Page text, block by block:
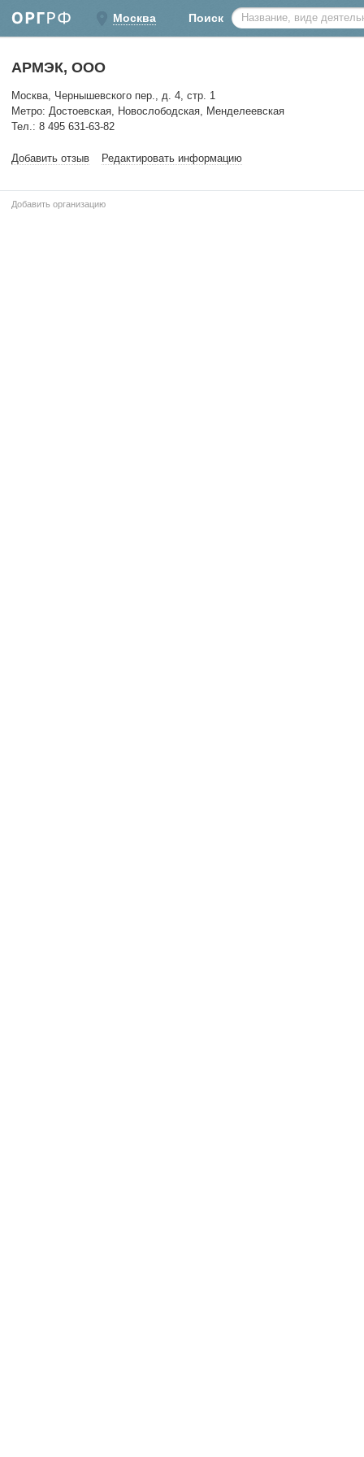
Москва Поиск
АРМЭК, ООО
Москва, Чернышевского пер., д. 4, стр. 1
Метро: Достоевская, Новослободская, Менделеевская
Тел.: 8 495 631-63-82
Добавить отзыв Редактировать информацию
Добавить организацию